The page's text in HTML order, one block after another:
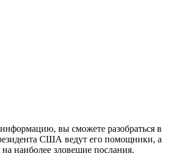
вы сможете разобраться в
США ведут его помощники, а
наиболее зловещие послания.